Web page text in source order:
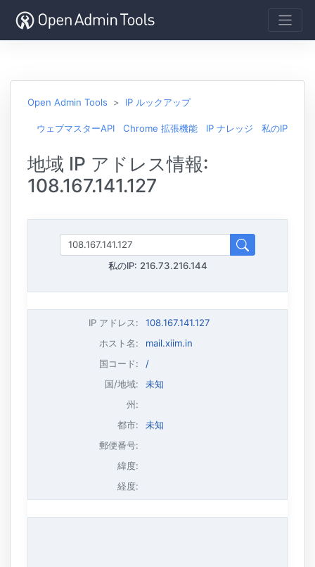
Open Admin Tools IP ルックアップ
ウェブマスターAPI Chrome 拡張機能 IP ナレッジ 私のIP
地域 IP アドレス情報:
108.167.141.127
私のIP: 216.73.216.144
IP アドレス:
108.167.141.127
ホスト名:
mail.xiim.in
国コード:
/
国/地域:
未知
州:
都市:
未知
郵便番号:
緯度:
経度: